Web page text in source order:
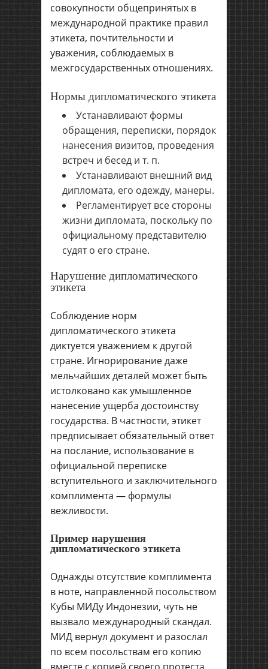
совокупности общепринятых в
международной практике правил
этикета, почтительности и
уважения, соблюдаемых в
межгосударственных отношениях.
Нормы дипломатического этикета
Устанавливают формы
обращения, переписки, порядок
нанесения визитов, проведения
встреч и бесед и т. п.
Устанавливают внешний вид
дипломата, его одежду, манеры.
Регламентирует все стороны
жизни дипломата, поскольку по
официальному представителю
судят о его стране.
Нарушение дипломатического
этикета
Соблюдение норм
дипломатического этикета
диктуется уважением к другой
стране. Игнорирование даже
мельчайших деталей может быть
истолковано как умышленное
нанесение ущерба достоинству
государства. В частности, этикет
предписывает обязательный ответ
на послание, использование в
официальной переписке
вступительного и заключительного
комплимента — формулы
вежливости.
Пример нарушения
дипломатического этикета
Однажды отсутствие комплимента
в ноте, направленной посольством
Кубы МИДу Индонезии, чуть не
вызвало международный скандал.
МИД вернул документ и разослал
по всем посольствам его копию